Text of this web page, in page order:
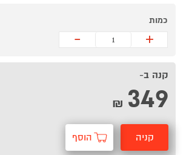
כמות
+
-
קנה ב-
349
₪
קניה הוסף